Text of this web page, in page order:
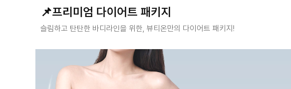
📌프리미엄 다이어트 패키지
슬림하고 탄탄한 바디라인을 위한, 뷰티온만의 다이어트 패키지!